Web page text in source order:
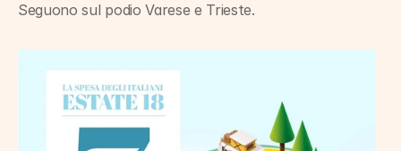
Seguono sul podio Varese e Trieste.